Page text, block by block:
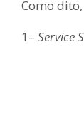
Como
1– Service